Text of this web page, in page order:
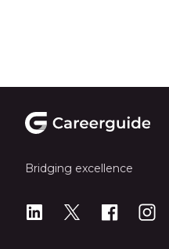
Bridging excellence
LinkedIn
X